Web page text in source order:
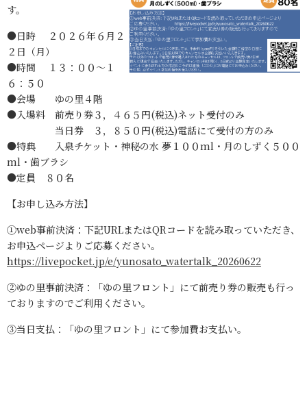
す。
●日時 ２０２６年６月２
２日（月）
●時間 １３：００～１
６：５０
●会場 ゆの里４階
●入場料 前売り券３，４６５円(税込)ネット受付のみ
当日券 ３，８５０円(税込)電話にて受付の方のみ
●特典 入泉チケット・神秘の水 夢１００ml・月のしずく５００
ml・歯ブラシ
●定員 ８０名
【お申し込み方法】
①web事前決済：下記URLまたはQRコードを読み取っていただき、
お申込ページよりご応募ください。
https://livepocket.jp/e/yunosato_watertalk_20260622
②ゆの里事前決済：「ゆの里フロント」にて前売り券の販売も行っ
ておりますのでご利用ください。
③当日支払：「ゆの里フロント」にて参加費お支払い。